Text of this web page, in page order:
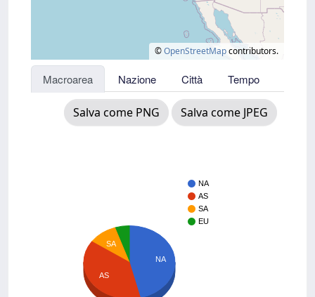
©OpenStreetMapcontributors.
Macroarea Nazione Città Tempo
Salva come PNG Salva come JPEG
NA
AS
SA
EU
NA
SA
AS